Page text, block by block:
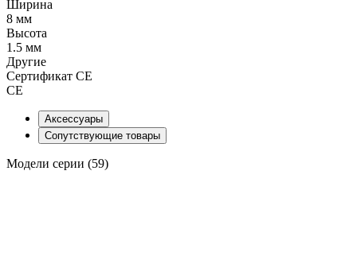
Ширина
8 мм
Высота
1.5 мм
Другие
Сертификат CE
CE
Аксессуары
Сопутствующие товары
Модели серии (59)